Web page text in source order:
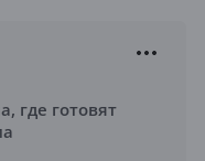
где готовят